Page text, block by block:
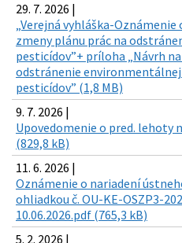
29. 7. 2026 |
„Verejná vyhláška-Oznámenie
zmeny plánu prác na
pesticídov”+ príloha „Návrh
odstránenie environmentálnej
pesticídov” (1,8 MB)
9. 7. 2026 |
Upovedomenie o pred. lehoty
(829,8 kB)
11. 6. 2026 |
Oznámenie o nariadení
ohliadkou č. OU-KE-OSZP3-
10.06.2026.pdf (765,3 kB)
5. 2. 2026 |